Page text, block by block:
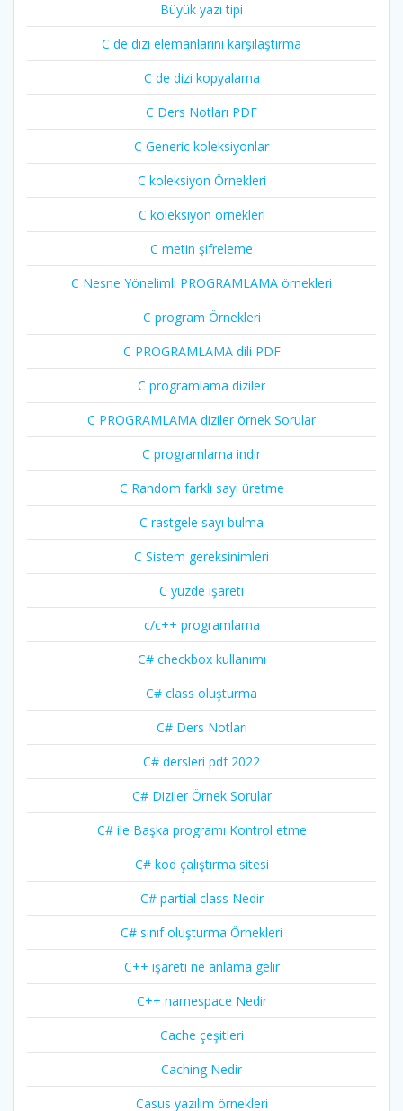
Büyük yazı tipi
C de dizi elemanlarını karşılaştırma
C de dizi kopyalama
C Ders Notları PDF
C Generic koleksiyonlar
C koleksiyon Örnekleri
C koleksiyon örnekleri
C metin şifreleme
C Nesne Yönelimli PROGRAMLAMA örnekleri
C program Örnekleri
C PROGRAMLAMA dili PDF
C programlama diziler
C PROGRAMLAMA diziler örnek Sorular
C programlama indir
C Random farklı sayı üretme
C rastgele sayı bulma
C Sistem gereksinimleri
C yüzde işareti
c/c++ programlama
C# checkbox kullanımı
C# class oluşturma
C# Ders Notları
C# dersleri pdf 2022
C# Diziler Örnek Sorular
C# ile Başka programı Kontrol etme
C# kod çalıştırma sitesi
C# partial class Nedir
C# sınıf oluşturma Örnekleri
C++ işareti ne anlama gelir
C++ namespace Nedir
Cache çeşitleri
Caching Nedir
Casus yazılım örnekleri